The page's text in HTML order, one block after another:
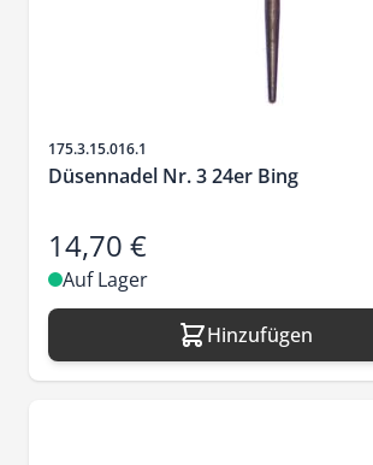
Artikelnr.
175.3.15.016.1
Düsennadel Nr. 3 24er Bing
14,70 €
Auf Lager
Hinzufügen